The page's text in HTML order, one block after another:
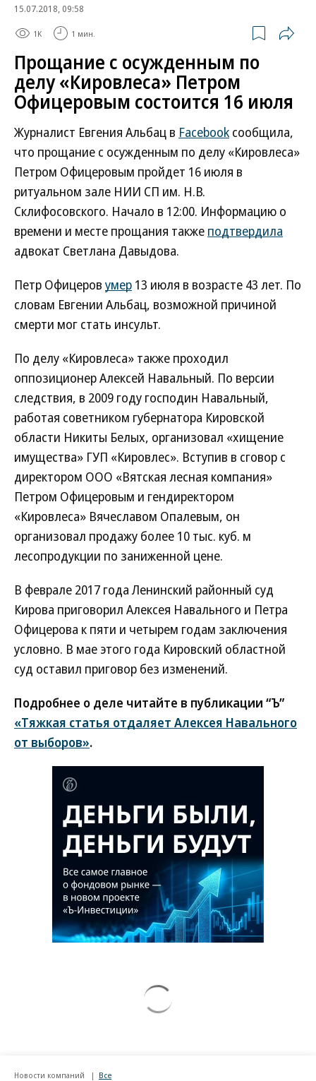
15.07.2018, 09:58
1K 1 мин.
Прощание с осужденным по
делу «Кировлеса» Петром
Офицеровым состоится 16 июля
Журналист Евгения Альбац в Facebook сообщила,
что прощание с осужденным по делу «Кировлеса»
Петром Офицеровым пройдет 16 июля в
ритуальном зале НИИ СП им. Н.В.
Склифосовского. Начало в 12:00. Информацию о
времени и месте прощания также подтвердила
адвокат Светлана Давыдова.
Петр Офицеров умер 13 июля в возрасте 43 лет. По
словам Евгении Альбац, возможной причиной
смерти мог стать инсульт.
По делу «Кировлеса» также проходил
оппозиционер Алексей Навальный. По версии
следствия, в 2009 году господин Навальный,
работая советником губернатора Кировской
области Никиты Белых, организовал «хищение
имущества» ГУП «Кировлес». Вступив в сговор с
директором ООО «Вятская лесная компания»
Петром Офицеровым и гендиректором
«Кировлеса» Вячеславом Опалевым, он
организовал продажу более 10 тыс. куб. м
лесопродукции по заниженной цене.
В феврале 2017 года Ленинский районный суд
Кирова приговорил Алексея Навального и Петра
Офицерова к пяти и четырем годам заключения
условно. В мае этого года Кировский областной
суд оставил приговор без изменений.
Подробнее о деле читайте в публикации “Ъ”
«Тяжкая статья отдаляет Алексея Навального
от выборов».
Новости компаний Все